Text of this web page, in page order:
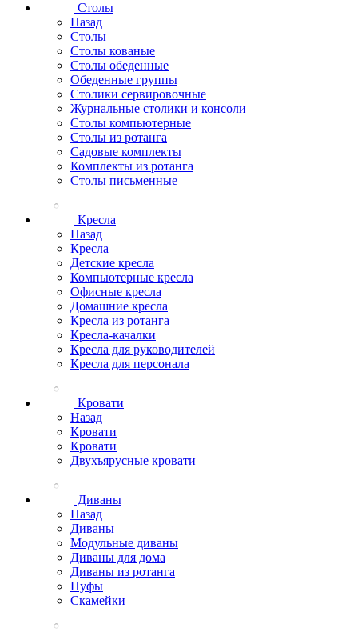
Столы
Назад
Столы
Столы кованые
Столы обеденные
Обеденные группы
Столики сервировочные
Журнальные столики и консоли
Столы компьютерные
Столы из ротанга
Садовые комплекты
Комплекты из ротанга
Столы письменные
Кресла
Назад
Кресла
Детские кресла
Компьютерные кресла
Офисные кресла
Домашние кресла
Кресла из ротанга
Кресла-качалки
Кресла для руководителей
Кресла для персонала
Кровати
Назад
Кровати
Кровати
Двухъярусные кровати
Диваны
Назад
Диваны
Модульные диваны
Диваны для дома
Диваны из ротанга
Пуфы
Скамейки